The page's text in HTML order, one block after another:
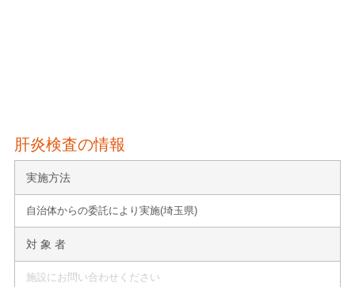
肝炎検査の情報
実施方法
自治体からの委託により実施(埼玉県)
対 象 者
施設にお問い合わせください